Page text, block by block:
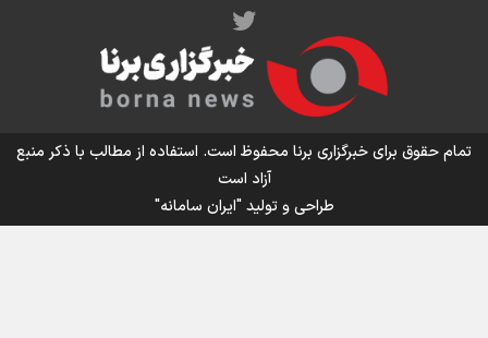
اینفو برنا/ میزان مالیات بر ارزش افزوده چقدر است؟
تمام حقوق برای خبرگزاری برنا محفوظ است. استفاده از مطالب با ذکر منبع
آزاد است
طراحی و تولید"ایران سامانه"